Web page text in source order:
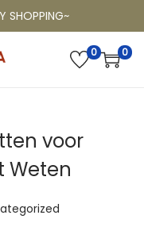
SHOPPING~
0 0
voor
Weten